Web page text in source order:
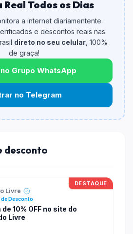
de compra?
é R$ 79,00.
produto?
Depende de itens participantes
ou produtos especificos podem
Real Todos os Dias
a internet diariamentente.
e descontos reais nas
direto no seu celular, 100%
de graça!
Grupo WhatsApp
no Telegram
desconto
DESTAQUE
Livre
Desconto
10% OFF no site do
Livre